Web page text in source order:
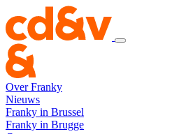
Over Franky
Nieuws
Franky in Brussel
Franky in Brugge